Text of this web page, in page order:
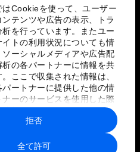
はCookieを使って、ユーザー
テンツや広告の表示、トラ
を行っています。またユー
トの利用状況についても情
ーシャルメディアや広告配
の各パートナーに情報を共
ここで収集された情報は、
パートナーに提供した他の情
ーのサービスを使用した際
情報と組み合わされ、各パー
使用されることがありま
全て許可
拒否
シーと利用規約